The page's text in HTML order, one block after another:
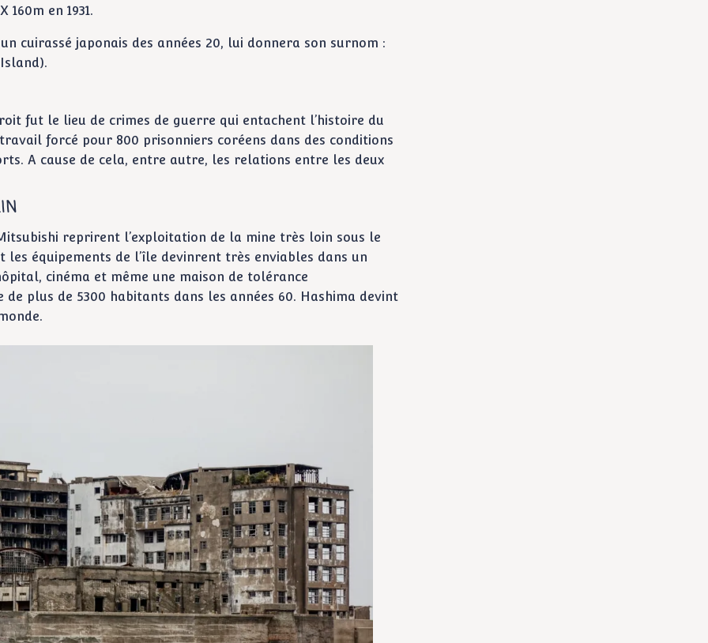
en 1931.
cuirassé japonais des années 20, lui donnera son surnom :
fut le lieu de crimes de guerre qui entachent l’histoire du
forcé pour 800 prisonniers coréens dans des conditions
A cause de cela, entre autre, les relations entre les deux
reprirent l’exploitation de la mine très loin sous le
équipements de l’île devinrent très enviables dans un
cinéma et même une maison de tolérance
plus de 5300 habitants dans les années 60. Hashima devint